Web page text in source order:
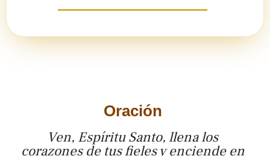
Oración
Ven, Espíritu Santo, llena los
corazones de tus fieles y enciende en